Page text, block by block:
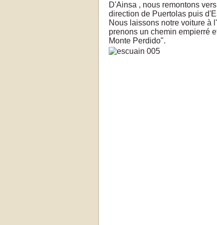
D'Ainsa , nous remontons
direction de Puertolas puis
Nous laissons notre voiture à
prenons un chemin empierré
Monte Perdido".